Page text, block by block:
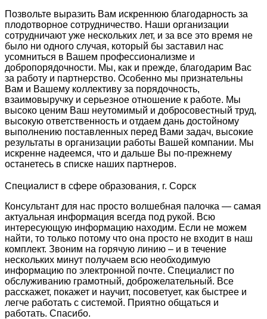
Позвольте выразить Вам искреннюю благодарность за
плодотворное сотрудничество. Наши организации
сотрудничают уже нескольких лет, и за все это время не
было ни одного случая, который бы заставил нас
усомниться в Вашем профессионализме и
добропорядочности. Мы, как и прежде, благодарим Вас
за работу и партнерство. Особенно мы признательны
Вам и Вашему коллективу за порядочность,
взаимовыручку и серьезное отношение к работе. Мы
высоко ценим Ваш неутомимый и добросовестный труд,
высокую ответственность и отдаем дань достойному
выполнению поставленных перед Вами задач, высокие
результаты в организации работы Вашей компании. Мы
искренне надеемся, что и дальше Вы по-прежнему
останетесь в списке наших партнеров.
Специалист в сфере образования, г. Сорск
Консультант для нас просто волшебная палочка — самая
актуальная информация всегда под рукой. Всю
интересующую информацию находим. Если не можем
найти, то только потому что она просто не входит в наш
комплект. Звоним на горячую линию – и в течение
нескольких минут получаем всю необходимую
информацию по электронной почте. Специалист по
обслуживанию грамотный, доброжелательный. Все
расскажет, покажет и научит, посоветует, как быстрее и
легче работать с системой. Приятно общаться и
работать. Спасибо.